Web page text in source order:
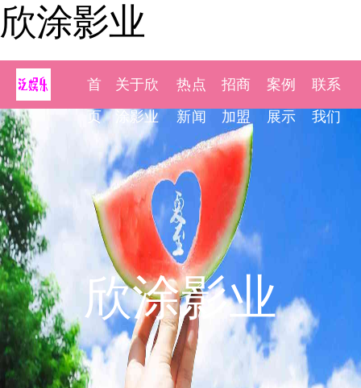
欣涂影业
首
页
关于欣
涂影业
热点
新闻
招商
加盟
案例
展示
联系
我们
欣涂影业